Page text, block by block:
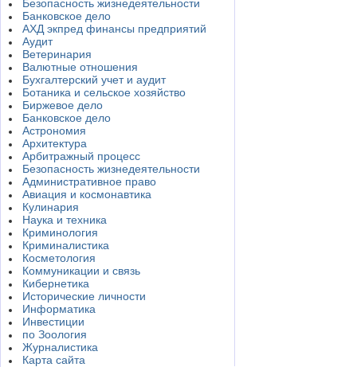
Безопасность жизнедеятельности
Банковское дело
АХД экпред финансы предприятий
Аудит
Ветеринария
Валютные отношения
Бухгалтерский учет и аудит
Ботаника и сельское хозяйство
Биржевое дело
Банковское дело
Астрономия
Архитектура
Арбитражный процесс
Безопасность жизнедеятельности
Административное право
Авиация и космонавтика
Кулинария
Наука и техника
Криминология
Криминалистика
Косметология
Коммуникации и связь
Кибернетика
Исторические личности
Информатика
Инвестиции
по Зоология
Журналистика
Карта сайта